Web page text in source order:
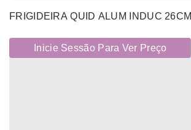
FRIGIDEIRA QUID ALUM INDUC 26CM
Inicie Sessão Para Ver Preço